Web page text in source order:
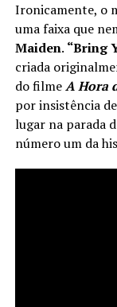
Ironicamente, o
uma faixa que
Maiden. “Bring
criada
do filmeA Hora
por insistência
lugar na parada
número um da